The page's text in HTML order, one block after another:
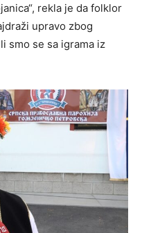
rekla je da folklor
upravo zbog
smo se sa igrama iz